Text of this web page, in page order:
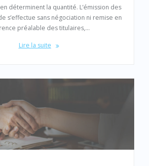
déterminent la quantité. L’émission des
s’effectue sans négociation ni remise en
préalable des titulaires,…
Lire la suite